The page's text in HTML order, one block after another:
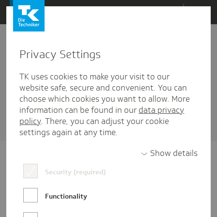
Direkt
Inhalt
Projektarbeit
1 Artikel diesem Schlagwort zugehörig
Sortieren nach DatumoderBeliebtheit
Privacy Settings
TK uses cookies to make your visit to our
website safe, secure and convenient. You can
choose which cookies you want to allow. More
information can be found in our data privacy
policy. There, you can adjust your cookie
settings again at any time.
Show details
Security (required)
Functionality